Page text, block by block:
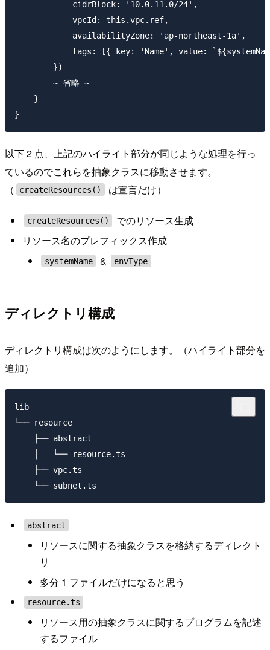
            cidrBlock: '10.0.11.0/24',
            vpcId: this.vpc.ref,
            availabilityZone: 'ap-northeast-1a',
tags: [{ key: 'Name', value:
        })
        ~ 省略 ~
    }
以下 2 点、上記のハイライト部分が同じような処理を行っ
ているのでこれらを抽象クラスに移動させます。
（
createResources() は宣言だけ）
createResources()
でのリソース生成
リソース名のプレフィックス作成
systemName & envType
ディレクトリ構成
ディレクトリ構成は次のようにします。（ハイライト部分を
追加）
lib
└── resource
    ├── abstract
    │   └── resource.ts
    ├── vpc.ts
abstract
リソースに関する抽象クラスを格納するディレクト
リ
多分 1 ファイルだけになると思う
resource.ts
リソース用の抽象クラスに関するプログラムを記述
するファイル